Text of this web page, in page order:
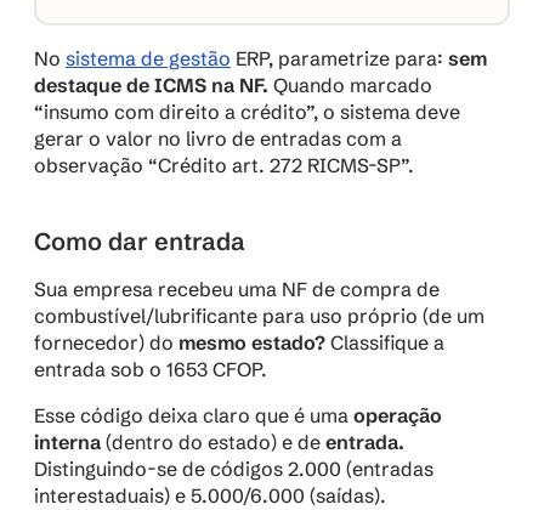
No sistema de gestão ERP, parametrize para: sem
destaque de ICMS na NF. Quando marcado
“insumo com direito a crédito”, o sistema deve
gerar o valor no livro de entradas com a
observação “Crédito art. 272 RICMS-SP”.
Como dar entrada
Sua empresa recebeu uma NF de compra de
combustível/lubrificante para uso próprio (de um
fornecedor) do mesmo estado? Classifique a
entrada sob o 1653 CFOP.
Esse código deixa claro que é uma operação
interna (dentro do estado) e de entrada.
Distinguindo-se de códigos 2.000 (entradas
interestaduais) e 5.000/6.000 (saídas).